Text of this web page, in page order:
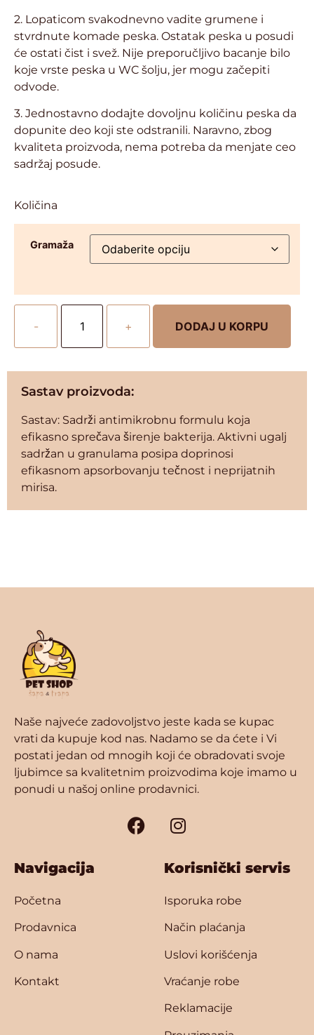
2. Lopaticom svakodnevno vadite grumene i
stvrdnute komade peska. Ostatak peska u posudi
će ostati čist i svež. Nije preporučljivo bacanje bilo
koje vrste peska u WC šolju, jer mogu začepiti
odvode.
3. Jednostavno dodajte dovoljnu količinu peska da
dopunite deo koji ste odstranili. Naravno, zbog
kvaliteta proizvoda, nema potreba da menjate ceo
sadržaj posude.
Količina
Gramaža
- + DODAJ U KORPU
Sastav proizvoda:
Sastav: Sadrži antimikrobnu formulu koja
efikasno sprečava širenje bakterija. Aktivni ugalj
sadržan u granulama posipa doprinosi
efikasnom apsorbovanju tečnost i neprijatnih
mirisa.
Naše najveće zadovoljstvo jeste kada se kupac
vrati da kupuje kod nas. Nadamo se da ćete i Vi
postati jedan od mnogih koji će obradovati svoje
ljubimce sa kvalitetnim proizvodima koje imamo u
ponudi u našoj online prodavnici.
Navigacija
Početna
Prodavnica
O nama
Kontakt
Korisnički servis
Isporuka robe
Način plaćanja
Uslovi korišćenja
Vraćanje robe
Reklamacije